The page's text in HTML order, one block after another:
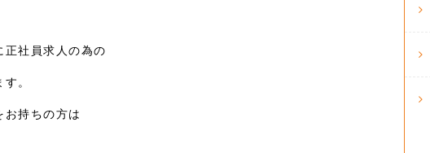
正社員求人の為の
。
お持ちの方は